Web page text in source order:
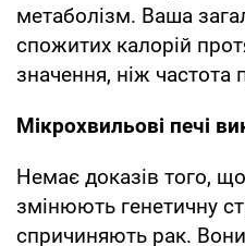
метаболізм. Ваша
спожитих калорій
значення, ніж частота
Мікрохвильові печі
Немає доказів того,
змінюють генетичну
спричиняють рак.